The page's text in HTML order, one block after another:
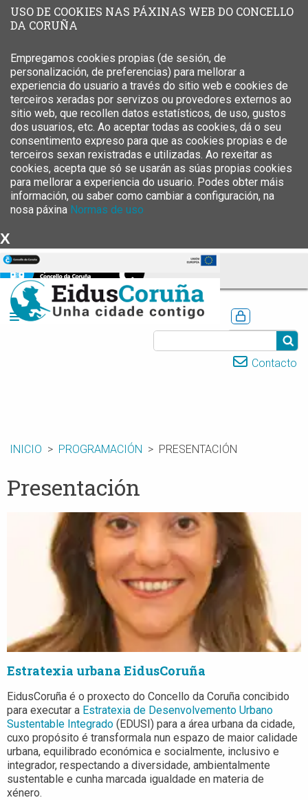
USO DE COOKIES NAS PÁXINAS WEB DO CONCELLO
DA CORUÑA
Empregamos cookies propias (de sesión, de
personalización, de preferencias) para mellorar a
experiencia do usuario a través do sitio web e cookies de
terceiros xeradas por servizos ou provedores externos ao
sitio web, que recollen datos estatísticos, de uso, gustos
dos usuarios, etc. Ao aceptar todas as cookies, dá o seu
consentimento expreso para que as cookies propias e de
terceiros sexan rexistradas e utilizadas. Ao rexeitar as
cookies, acepta que só se usarán as súas propias cookies
para mellorar a experiencia do usuario. Podes obter máis
información, ou saber como cambiar a configuración, na
nosa páxina Normas de uso
X
Contacto
CASTELLANO
INICIO PROGRAMACIÓN PRESENTACIÓN
Presentación
Estratexia urbana EidusCoruña
EidusCoruña é o proxecto do Concello da Coruña concibido
para executar a Estratexia de Desenvolvemento Urbano
Sustentable Integrado (EDUSI) para a área urbana da cidade,
cuxo propósito é transformala nun espazo de maior calidade
urbana, equilibrado económica e socialmente, inclusivo e
integrador, respectando a diversidade, ambientalmente
sustentable e cunha marcada igualdade en materia de
xénero.